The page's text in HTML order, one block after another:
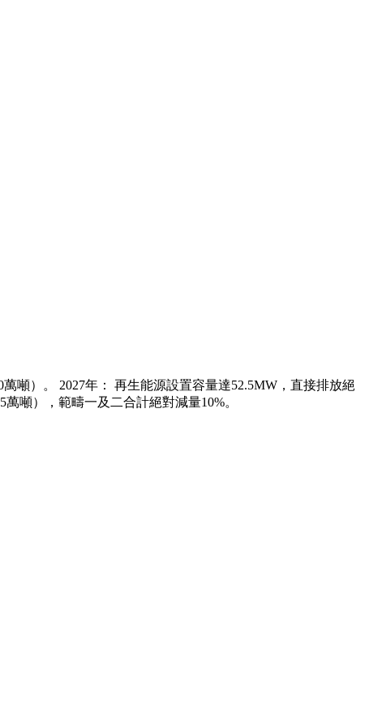
噸）。 2027年： 再生能源設置容量達52.5MW，直接排放絕
噸），範疇一及二合計絕對減量10%。